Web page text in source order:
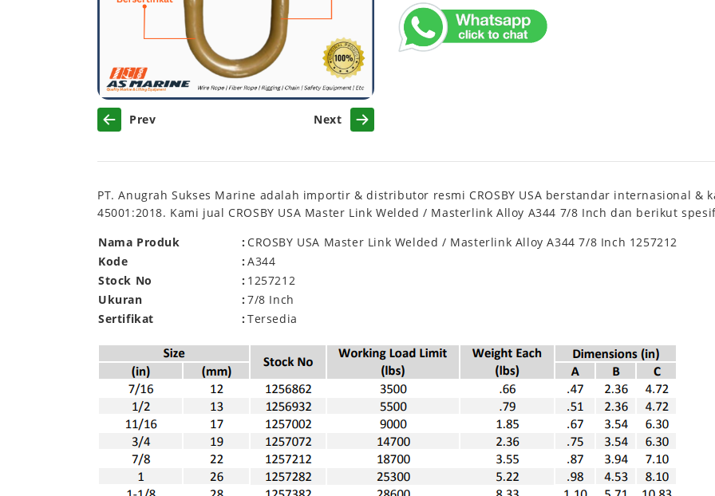
Previous Next
PT. Anugrah Sukses Marine adalah importir & distributor resmi CROSBY USA berstandar internasional &
45001:2018. Kami jual CROSBY USA Master Link Welded / Masterlink Alloy A344 7/8 Inch dan berikut
Nama Produk
: CROSBY USA Master Link Welded / Masterlink Alloy A344 7/8 Inch 1257212
Kode
: A344
Stock No
: 1257212
Ukuran
: 7/8 Inch
Sertifikat
: Tersedia